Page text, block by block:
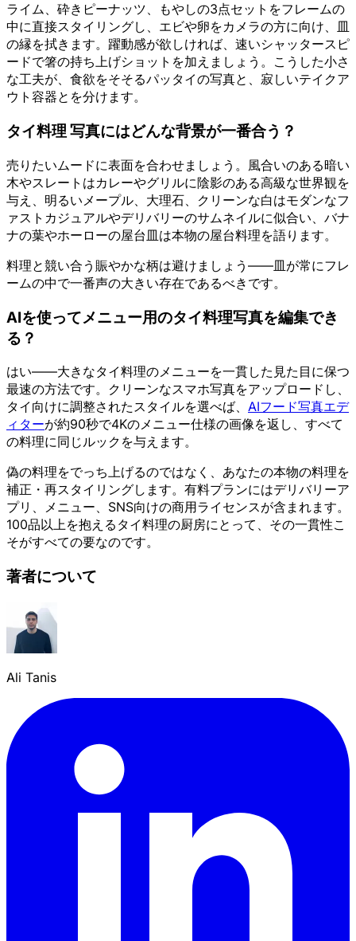
ライム、砕きピーナッツ、もやしの3点セットをフレームの
中に直接スタイリングし、エビや卵をカメラの方に向け、皿
の縁を拭きます。躍動感が欲しければ、速いシャッタースピ
ードで箸の持ち上げショットを加えましょう。こうした小さ
な工夫が、食欲をそそるパッタイの写真と、寂しいテイクア
ウト容器とを分けます。
タイ料理 写真にはどんな背景が一番合う？
売りたいムードに表面を合わせましょう。風合いのある暗い
木やスレートはカレーやグリルに陰影のある高級な世界観を
与え、明るいメープル、大理石、クリーンな白はモダンなフ
ァストカジュアルやデリバリーのサムネイルに似合い、バナ
ナの葉やホーローの屋台皿は本物の屋台料理を語ります。
料理と競い合う賑やかな柄は避けましょう——皿が常にフレ
ームの中で一番声の大きい存在であるべきです。
AIを使ってメニュー用のタイ料理写真を編集でき
る？
はい——大きなタイ料理のメニューを一貫した見た目に保つ
最速の方法です。クリーンなスマホ写真をアップロードし、
タイ向けに調整されたスタイルを選べば、 AIフード写真エデ
ィターが約90秒で4Kのメニュー仕様の画像を返し、すべて
の料理に同じルックを与えます。
偽の料理をでっち上げるのではなく、あなたの本物の料理を
補正・再スタイリングします。有料プランにはデリバリーア
プリ、メニュー、SNS向けの商用ライセンスが含まれます。
100品以上を抱えるタイ料理の厨房にとって、その一貫性こ
そがすべての要なのです。
著者について
Ali Tanis